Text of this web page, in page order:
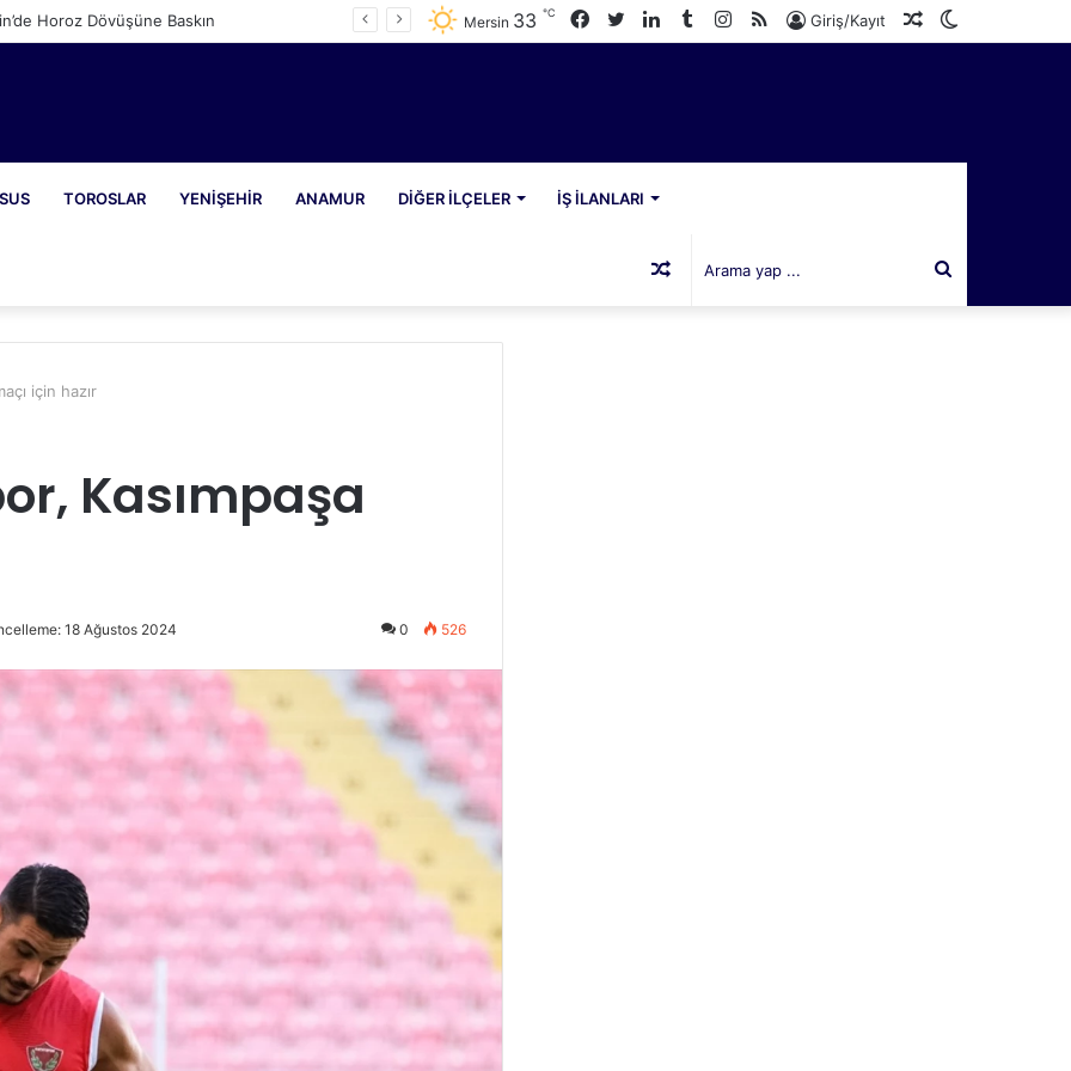
Horoz Dövüşüne Baskın
Rastgele
Giriş/Kayıt
RSS
Instagram
Tumblr
LinkedIn
Twitter
Facebook
Mersin 33 ℃
TOROSLAR YENIŞEHIR ANAMUR DIĞER İLÇELER İŞ İLANLARI
Arama
Rastgele
için hazır
Kasımpaşa
18 Ağustos 2024 0 526